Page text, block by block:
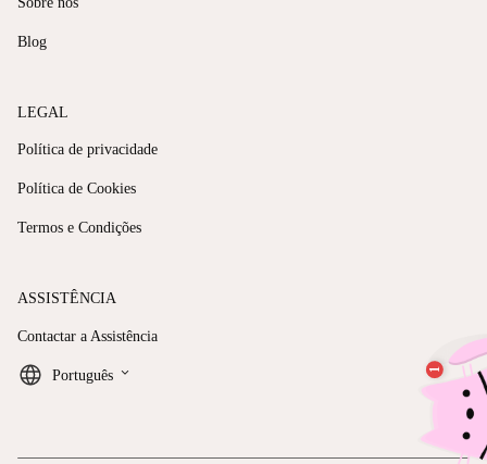
Blog
LEGAL
Política de privacidade
Política de Cookies
Termos e Condições
ASSISTÊNCIA
Contactar a Assistência
Português keyboard_arrow_down